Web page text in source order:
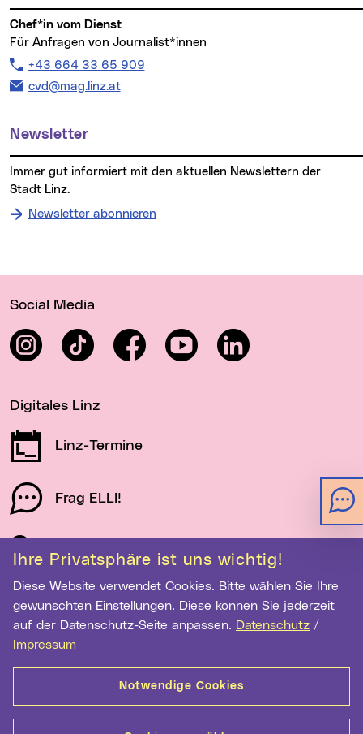
Ihre Privatsphäre ist uns wichtig!
Diese Website verwendet Cookies. Bitte wählen Sie Ihre
gewünschten Einstellungen. Diese können Sie jederzeit
auf der Datenschutz-Seite anpassen. Datenschutz /
Impressum
Notwendige Cookies
Chef*in vom Dienst
Für Anfragen von Journalist*innen
Telefon:
+43 664 33 65 909
E-Mail Adresse:
cvd@mag.linz.at
Newsletter
Stadt Linz.
Newsletter abonnieren
Social Media
InstagramTikTok FacebookYouTube LinkedIn
Digitales Linz
Linz-Termine
Frag ELLI!
Schau auf Linz
Newsletter-Anmeldung
E-Mail-Adresse eingeben
Anmelden